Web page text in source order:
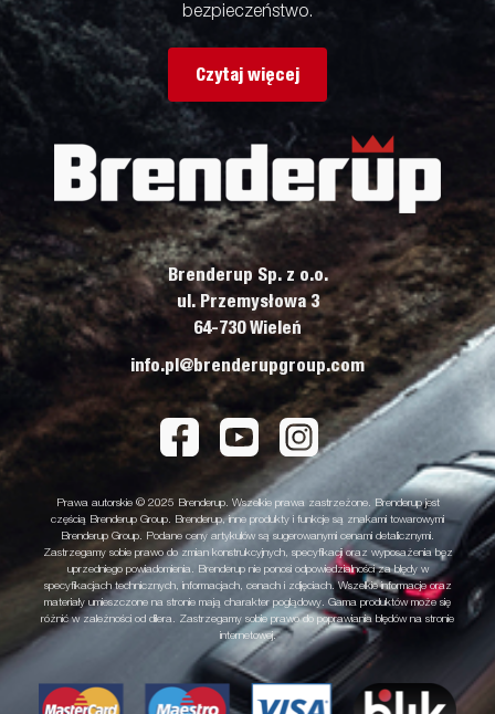
bezpieczeństwo.
Czytaj więcej
Brenderup Sp. z o.o.
ul. Przemysłowa 3
64-730 Wieleń
info.pl@brenderupgroup.com
Prawa autorskie © 2025 Brenderup. Wszelkie prawa zastrzeżone. Brenderup jest
częścią Brenderup Group. Brenderup, inne produkty i funkcje są znakami towarowymi
Brenderup Group. Podane ceny artykułów są sugerowanymi cenami detalicznymi.
Zastrzegamy sobie prawo do zmian konstrukcyjnych, specyfikacji oraz wyposażenia bez
uprzedniego powiadomienia. Brenderup nie ponosi odpowiedzialności za błędy w
specyfikacjach technicznych, informacjach, cenach i zdjęciach. Wszelkie informacje oraz
materiały umieszczone na stronie mają charakter poglądowy. Gama produktów może się
różnić w zależności od dilera. Zastrzegamy sobie prawo do poprawiania błędów na stronie
internetowej.